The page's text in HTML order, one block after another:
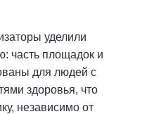
уделили
часть площадок и
для людей с
здоровья, что
независимо от